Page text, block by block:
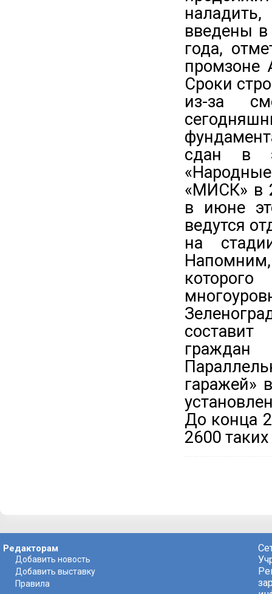
введены в
года,
промзоне
Сроки
из-за
сдан в
«МИСК» в
в июне
ведутся
на
которого
граждан
гаражей»
До конца
2600
Редакторам
Добавить новость
Добавить выставку
Правила